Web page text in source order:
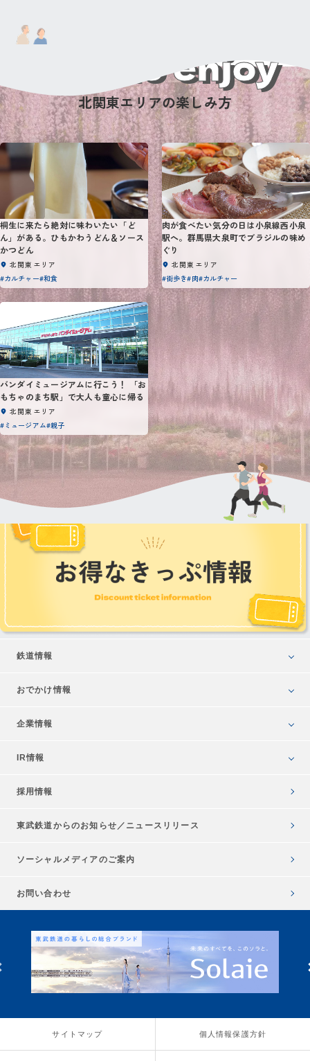
北関東エリアの楽しみ方
How to enjoy
桐生に来たら絶対に味わいたい「ど
ん」がある。ひもかわうどん＆ソース
かつどん
北関東エリア
#カルチャー#和食
肉が食べたい気分の日は小泉線西小泉
駅へ。群馬県大泉町でブラジルの味め
ぐり
北関東エリア
#街歩き#肉#カルチャー
バンダイミュージアムに行こう！ 「お
もちゃのまち駅」で大人も童心に帰る
北関東エリア
#ミュージアム#親子
鉄道情報
おでかけ情報
企業情報
IR情報
採用情報
東武鉄道からのお知らせ／ ニュースリリース
ソーシャルメディアのご案内
お問い合わせ
サイトマップ 個人情報保護方針